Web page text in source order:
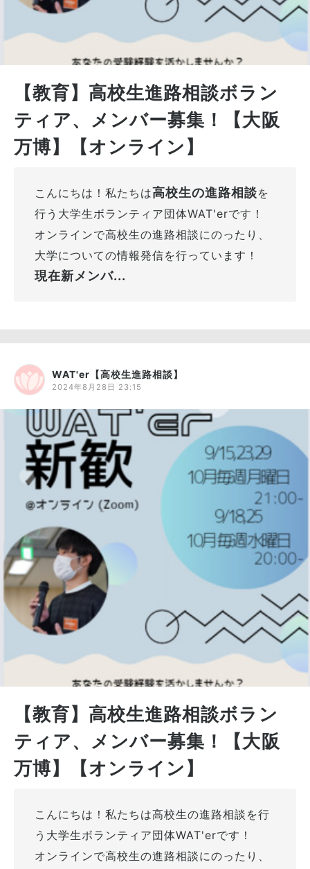
【教育】高校生進路相談ボラン
ティア、メンバー募集！【大阪
万博】【オンライン】
こんにちは！私たちは高校生の進路相談を
行う大学生ボランティア団体WAT'erです！
オンラインで高校生の進路相談にのったり、
大学についての情報発信を行っています！
現在新メンバ...
WAT'er【高校生進路相談】
2024年8月28日 23:15
【教育】高校生進路相談ボラン
ティア、メンバー募集！【大阪
万博】【オンライン】
こんにちは！私たちは高校生の進路相談を行
う大学生ボランティア団体WAT'erです！
オンラインで高校生の進路相談にのったり、